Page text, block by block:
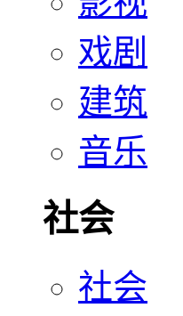
戏剧
建筑
音乐
社会
社会